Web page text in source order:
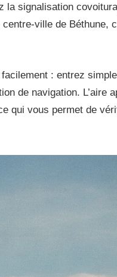
la signalisation
ville de Béthune,
: entrez
de navigation. L’aire
qui vous permet de